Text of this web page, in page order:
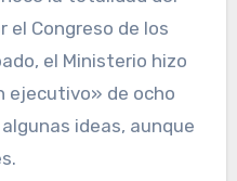
el Congreso de los
el Ministerio hizo
ejecutivo» de ocho
ideas, aunque